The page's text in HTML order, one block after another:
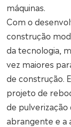
máquinas.
Com o
construção
da tecnologia,
vez maiores
de construção.
projeto de
de pulverização
abrangente e a